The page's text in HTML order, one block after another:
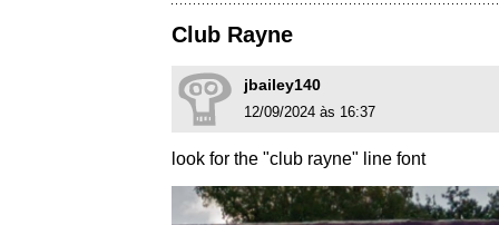
Club Rayne
jbailey140
12/09/2024 às 16:37
look for the "club rayne" line font